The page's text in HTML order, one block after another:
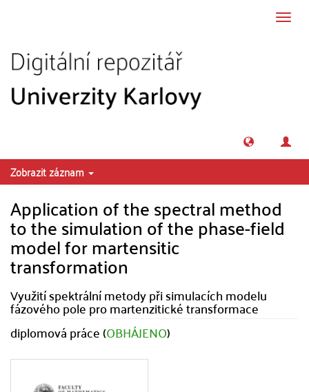
Zobrazit záznam
Application of the spectral method
to the simulation of the phase-field
model for martensitic
transformation
Využití spektrální metody při simulacích modelu
fázového pole pro martenzitické transformace
diplomová práce (OBHÁJENO)